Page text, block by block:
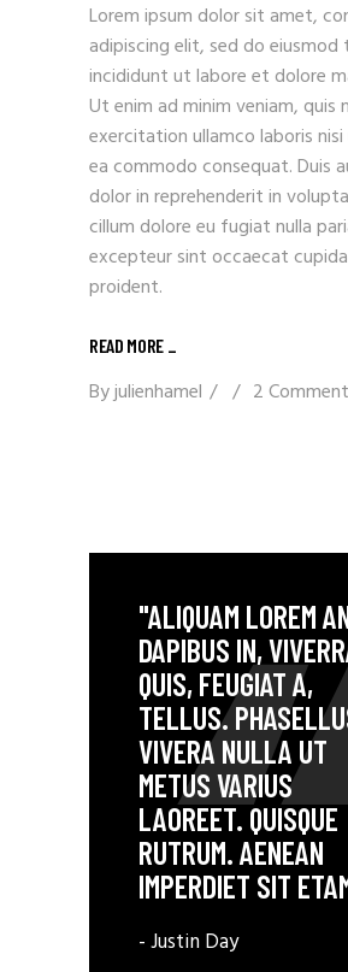
Lorem ipsum dolor sit amet,
adipiscing elit, sed do
incididunt ut labore et dolore
Ut enim ad minim veniam, quis
exercitation ullamco laboris
ea commodo consequat. Duis
dolor in reprehenderit in
cillum dolore eu fugiat nulla
excepteur sint occaecat
proident.
READ MORE _
Byjulienhamel 2
"ALIQUAM LOREM
DAPIBUS IN,
QUIS, FEUGIAT A,
TELLUS.
VIVERA NULLA UT
METUS VARIUS
LAOREET. QUISQUE
RUTRUM. AENEAN
IMPERDIET SIT
- Justin Day